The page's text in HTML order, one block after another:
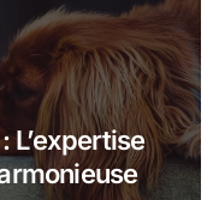
L’expertise